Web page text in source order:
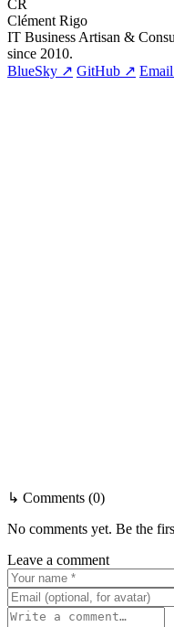
CR
Clément Rigo
IT Business Artisan &
since 2010.
BlueSky ↗ GitHub ↗
↳ Comments (0)
No comments yet. Be the
Leave a comment